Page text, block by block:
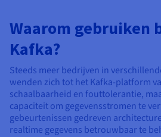
Waarom gebruiken
Kafka?
Steeds meer bedrijven in
wenden zich tot het Kafka-platform
schaalbaarheid en fouttolerantie,
capaciteit om gegevensstromen te
gebeurtenissen gedreven
realtime gegevens betrouwbaar te